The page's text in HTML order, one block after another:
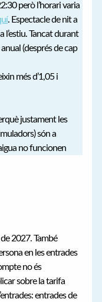
però l’horari varia
. Espectacle de nit a
l’estiu. Tancat durant
(després de cap
més d’1,05 i
justament les
són a
no funcionen
2027. També
en les entrades
no és
sobre la tarifa
entrades de